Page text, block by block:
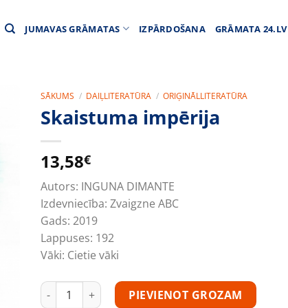
JUMAVAS GRĀMATAS IZPĀRDOŠANA GRĀMATA 24.LV
SĀKUMS / DAIĻLITERATŪRA / ORIĢINĀLLITERATŪRA
Skaistuma impērija
13,58€
Autors: INGUNA DIMANTE
Izdevniecība: Zvaigzne ABC
Gads: 2019
Lappuses: 192
Vāki: Cietie vāki
Skaistuma impērija daudzumsPIEVIENOT GROZAM